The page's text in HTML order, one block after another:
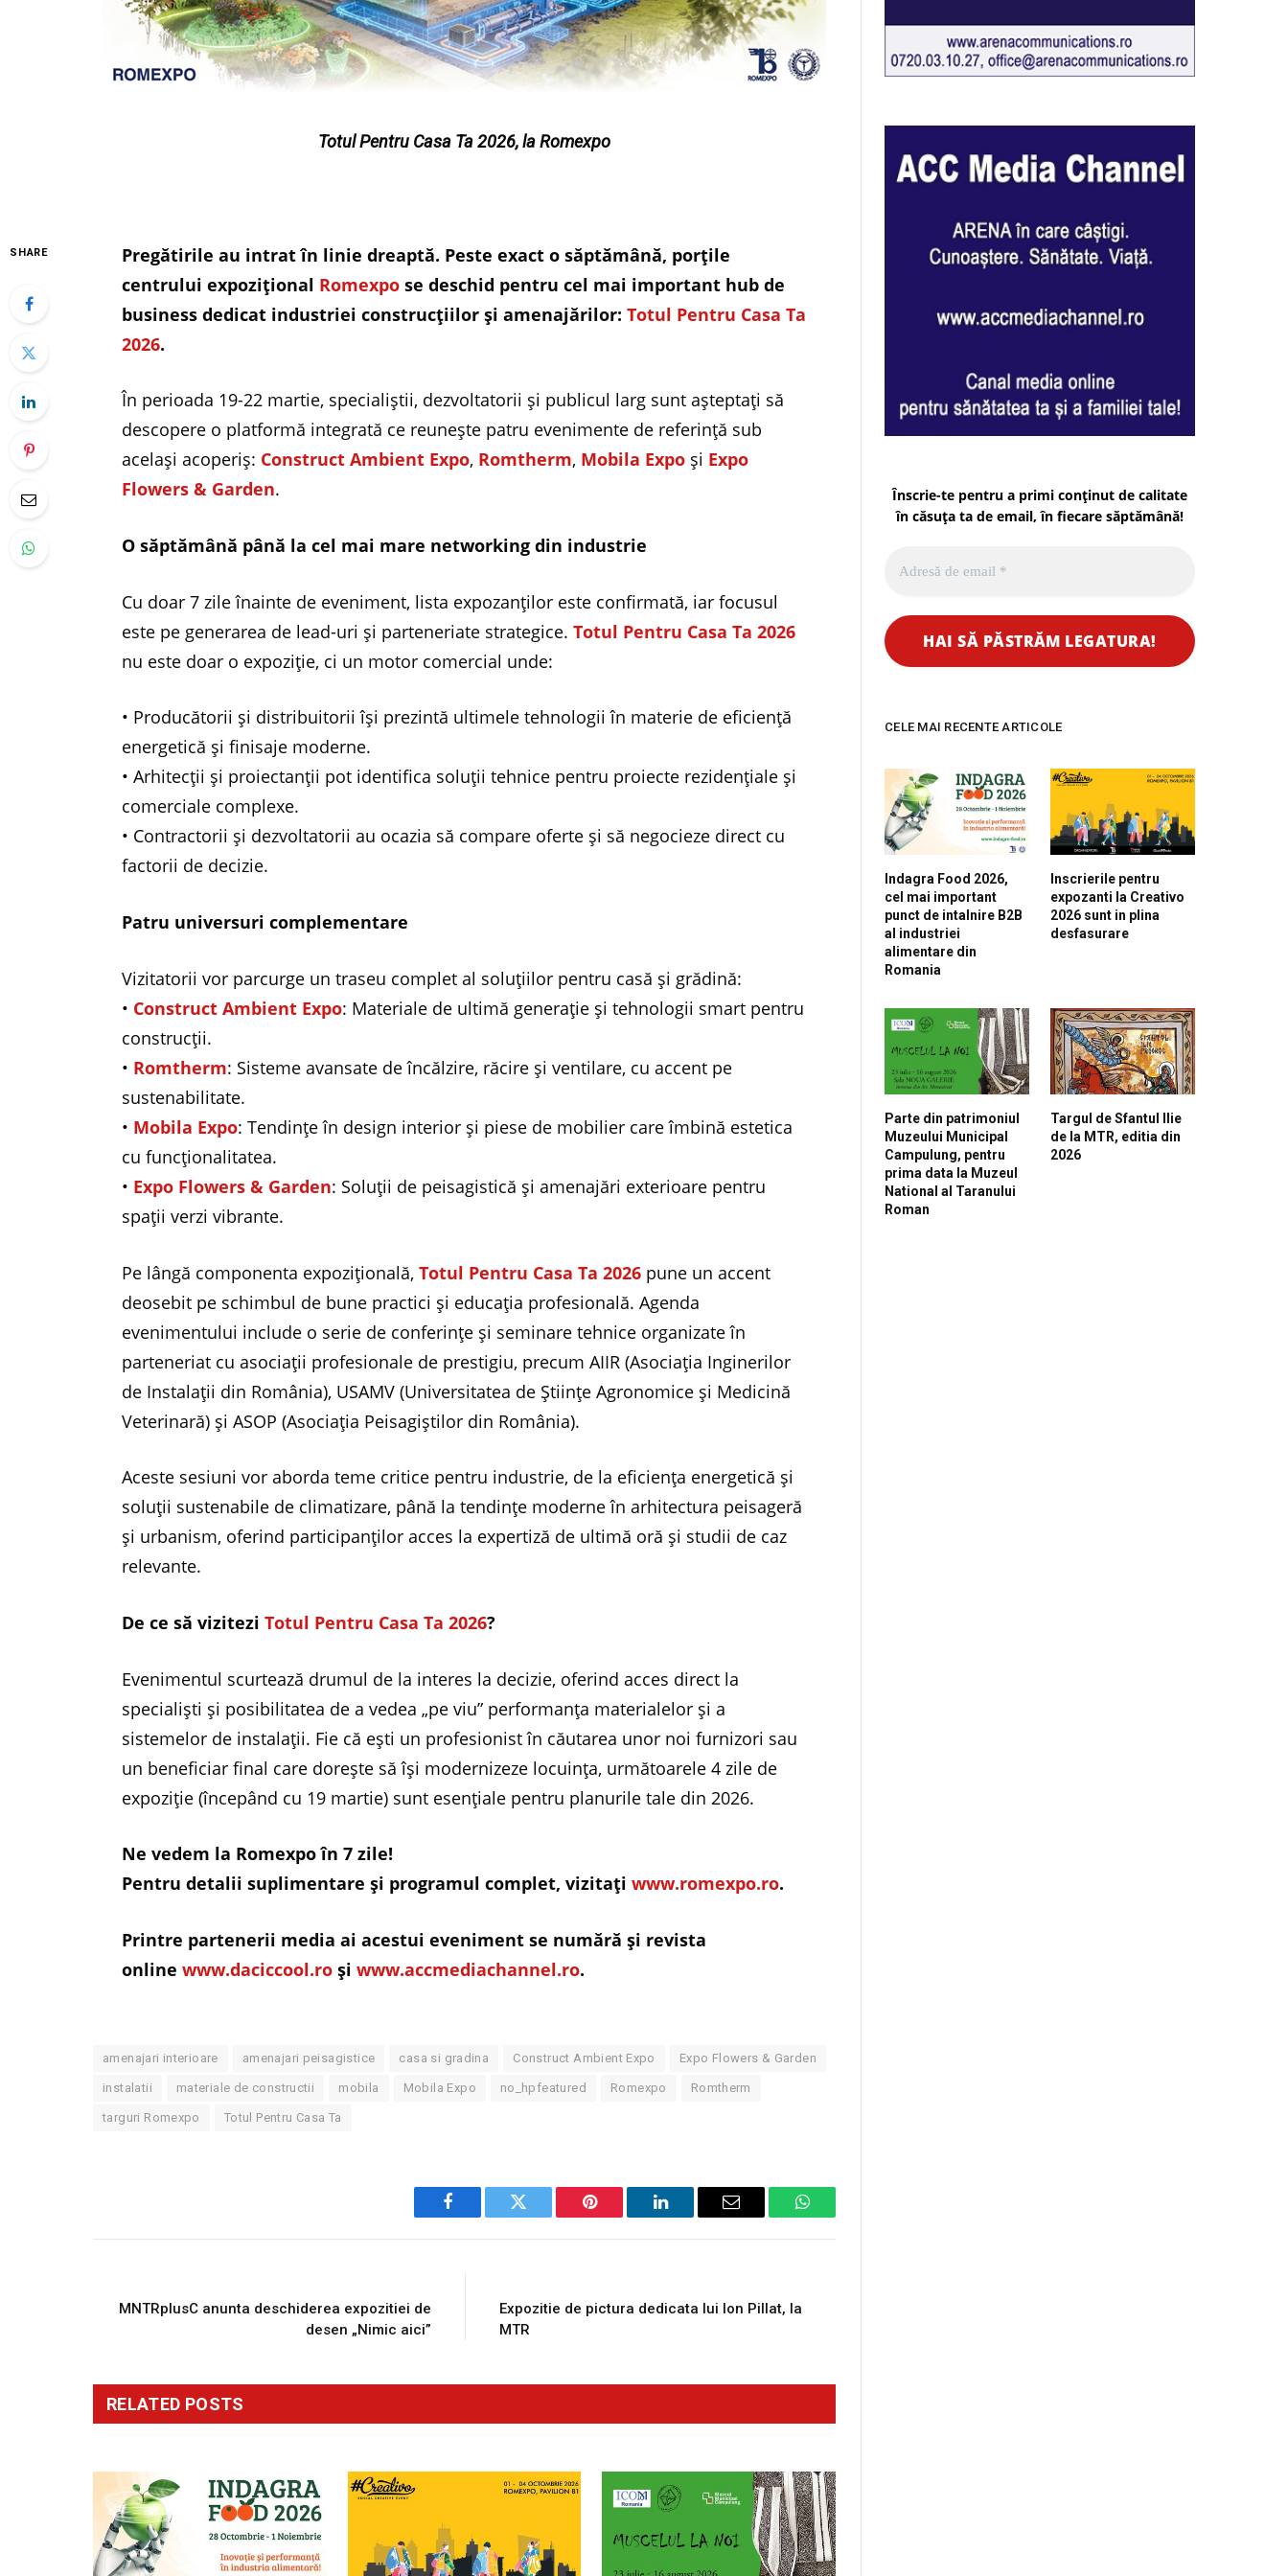
Totul Pentru Casa Ta 2026, la Romexpo
SHARE
Pregătirile au intrat în linie dreaptă. Peste exact o săptămână, porțile
centrului expozițional Romexpo se deschid pentru cel mai important hub de
business dedicat industriei construcțiilor și amenajărilor:Totul Pentru Casa Ta
2026.
În perioada 19-22 martie, specialiștii, dezvoltatorii și publicul larg sunt așteptați să
descopere o platformă integrată ce reunește patru evenimente de referință sub
același acoperiș: Construct Ambient Expo, Romtherm, Mobila Expo și Expo
Flowers & Garden.
O săptămână până la cel mai mare networking din industrie
Cu doar 7 zile înainte de eveniment, lista expozanților este confirmată, iar focusul
este pe generarea de lead-uri și parteneriate strategice.Totul Pentru Casa Ta 2026
nu este doar o expoziție, ci un motor comercial unde:
• Producătorii și distribuitorii își prezintă ultimele tehnologii în materie de eficiență
energetică și finisaje moderne.
• Arhitecții și proiectanții pot identifica soluții tehnice pentru proiecte rezidențiale și
comerciale complexe.
• Contractorii și dezvoltatorii au ocazia să compare oferte și să negocieze direct cu
factorii de decizie.
Patru universuri complementare
Vizitatorii vor parcurge un traseu complet al soluțiilor pentru casă și grădină:
• Construct Ambient Expo: Materiale de ultimă generație și tehnologii smart pentru
construcții.
• Romtherm: Sisteme avansate de încălzire, răcire și ventilare, cu accent pe
sustenabilitate.
• Mobila Expo: Tendințe în design interior și piese de mobilier care îmbină estetica
cu funcționalitatea.
• Expo Flowers & Garden: Soluții de peisagistică și amenajări exterioare pentru
spații verzi vibrante.
Pe lângă componenta expozițională,Totul Pentru Casa Ta 2026 pune un accent
deosebit pe schimbul de bune practici și educația profesională. Agenda
evenimentului include o serie de conferințe și seminare tehnice organizate în
parteneriat cu asociații profesionale de prestigiu, precum AIIR (Asociația Inginerilor
de Instalații din România), USAMV (Universitatea de Științe Agronomice și Medicină
Veterinară) și ASOP (Asociația Peisagiștilor din România).
Aceste sesiuni vor aborda teme critice pentru industrie, de la eficiența energetică și
soluții sustenabile de climatizare, până la tendințe moderne în arhitectura peisageră
și urbanism, oferind participanților acces la expertiză de ultimă oră și studii de caz
relevante.
De ce să viziteziTotul Pentru Casa Ta 2026?
Evenimentul scurtează drumul de la interes la decizie, oferind acces direct la
specialiști și posibilitatea de a vedea „pe viu” performanța materialelor și a
sistemelor de instalații. Fie că ești un profesionist în căutarea unor noi furnizori sau
un beneficiar final care dorește să își modernizeze locuința, următoarele 4 zile de
expoziție (începând cu 19 martie) sunt esențiale pentru planurile tale din 2026.
Ne vedem la Romexpo în 7 zile!
Pentru detalii suplimentare și programul complet, vizitațiwww.romexpo.ro.
Printre partenerii media ai acestui eveniment se numără şi revista
onlinewww.daciccool.ro şiwww.accmediachannel.ro.
amenajari interioare amenajari peisagistice casa si gradina Construct Ambient Expo Expo Flowers & Garden
instalatii materiale de constructii mobila Mobila Expo no_hpfeatured Romexpo Romtherm
targuri Romexpo Totul Pentru Casa Ta
Facebook Twitter Pinterest LinkedIn Email WhatsApp
MNTRplusC anunta deschiderea expozitiei de
desen „Nimic aici”
Expozitie de pictura dedicata lui Ion Pillat, la
MTR
RELATED POSTS
Înscrie-te pentru a primi conținut de calitate
în căsuța ta de email, în fiecare săptămână!
CELE MAI RECENTE ARTICOLE
Indagra Food 2026,
cel mai important
punct de intalnire B2B
al industriei
alimentare din
Romania
Inscrierile pentru
expozanti la Creativo
2026 sunt in plina
desfasurare
Parte din patrimoniul
Muzeului Municipal
Campulung, pentru
prima data la Muzeul
National al Taranului
Roman
Targul de Sfantul Ilie
de la MTR, editia din
2026